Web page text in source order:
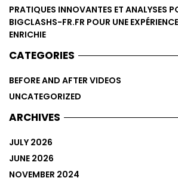
PRATIQUES INNOVANTES ET ANALYSES
BIGCLASHS-FR.FR POUR UNE
ENRICHIE
CATEGORIES
BEFORE AND AFTER VIDEOS
UNCATEGORIZED
ARCHIVES
JULY 2026
JUNE 2026
NOVEMBER 2024